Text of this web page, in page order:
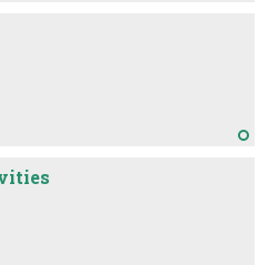
образуется
прилагательного: тхунӄ